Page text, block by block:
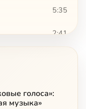
5:35
2:41
голоса»:
музыка»